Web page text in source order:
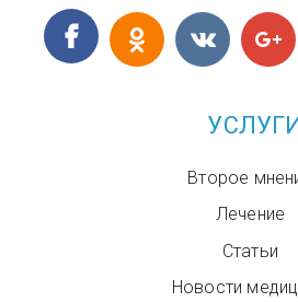
Второе
Лечение
Статьи
Новости